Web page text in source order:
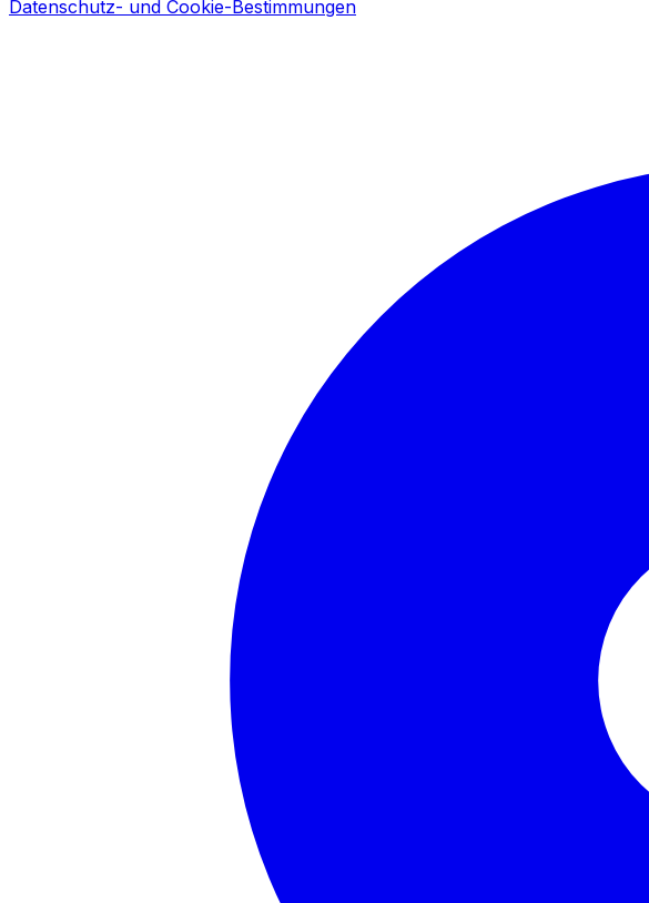
Datenschutz- und Cookie-Bestimmungen